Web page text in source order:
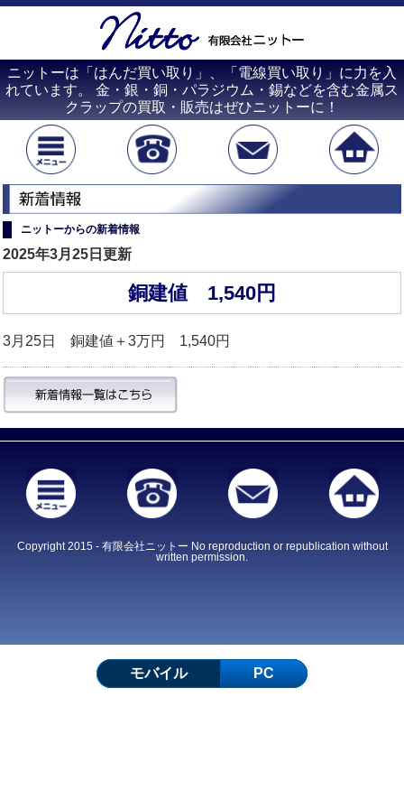
ニットーは「はんだ買い取り」、「電線買い取り」に力を入
れています。 金・銀・銅・パラジウム・錫などを含む金属ス
クラップの買取・販売はぜひニットーに！
ニットーからの新着情報
2025年3月25日更新
銅建値 1,540円
3月25日 銅建値＋3万円 1,540円
Copyright 2015 - 有限会社ニットー No reproduction or republication without
written permission.
モバイル PC